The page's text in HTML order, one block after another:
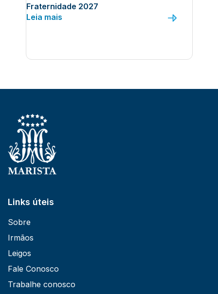
Fraternidade 2027
Leia mais
Links úteis
Sobre
Irmãos
Leigos
Fale Conosco
Trabalhe conosco